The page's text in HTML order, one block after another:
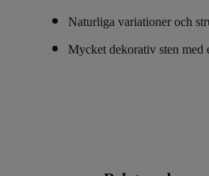
Naturliga variationer och
Mycket dekorativ sten med